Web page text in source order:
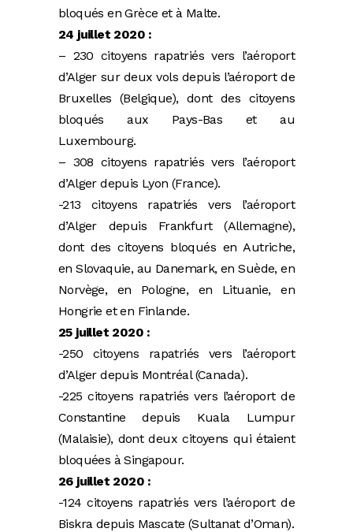
bloqués en Grèce et à Malte.
24 juillet 2020 :
– 230 citoyens rapatriés vers l’aéroport
d’Alger sur deux vols depuis l’aéroport de
Bruxelles (Belgique), dont des citoyens
bloqués aux Pays-Bas et au
Luxembourg.
– 308 citoyens rapatriés vers l’aéroport
d’Alger depuis Lyon (France).
-213 citoyens rapatriés vers l’aéroport
d’Alger depuis Frankfurt (Allemagne),
dont des citoyens bloqués en Autriche,
en Slovaquie, au Danemark, en Suède, en
Norvège, en Pologne, en Lituanie, en
Hongrie et en Finlande.
25 juillet 2020 :
-250 citoyens rapatriés vers l’aéroport
d’Alger depuis Montréal (Canada).
-225 citoyens rapatriés vers l’aéroport de
Constantine depuis Kuala Lumpur
(Malaisie), dont deux citoyens qui étaient
bloquées à Singapour.
26 juillet 2020 :
-124 citoyens rapatriés vers l’aéroport de
Biskra depuis Mascate (Sultanat d’Oman).